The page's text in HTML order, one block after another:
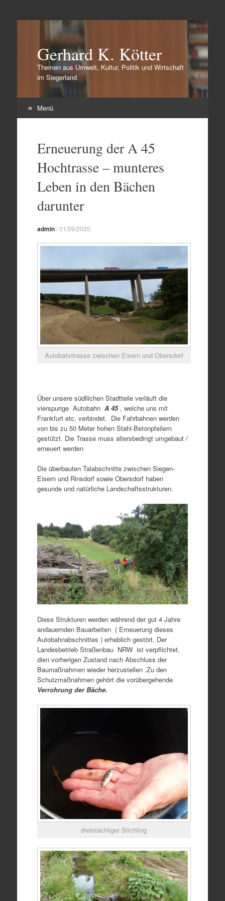
Gerhard K. Kötter
Themen aus Umwelt, Kultur, Politik und Wirtschaft
im Siegerland
Menü
springenErneuerung der A 45
Hochtrasse – munteres
Leben in den Bächen
darunter
admin/01/09/2020
Autobahntrasse zwischen Eisern und Obersdorf
Über unsere südllichen Stadtteile verläuft die
vierspurige Autobahn A 45 , welche uns mit
Frankfurt etc. verbindet. Die Fahrbahnen werden
von bis zu 50 Meter hohen Stahl-Betonpfeilern
gestützt. Die Trasse muss altersbedingt umgebaut /
erneuert werden
Die überbauten Talabschnitte zwischen Siegen-
Eisern und Rinsdorf sowie Obersdorf haben
gesunde und natürliche Landschaftsstrukturen.
Diese Strukturen werden während der gut 4 Jahre
andauernden Bauarbeiten ( Erneuerung dieses
Autobahnabschnittes ) erheblich gestört. Der
Landesbetrieb Straßenbau NRW ist verpflichtet,
dien vorherigen Zustand nach Abschluss der
Baumaßnahmen wieder herzustellen .Zu den
Schutzmaßnahmen gehört die vorübergehende
Verrohrung der Bäche.
dreistachliger Stichling